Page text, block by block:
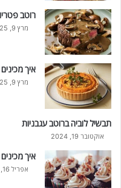
רוטב
מרץ 9, 2025
איך
מרץ 9, 2025
תבשיל לוביה ברוטב עגבניות
אוקטובר 19, 2024
איך
אפריל 16, 2024